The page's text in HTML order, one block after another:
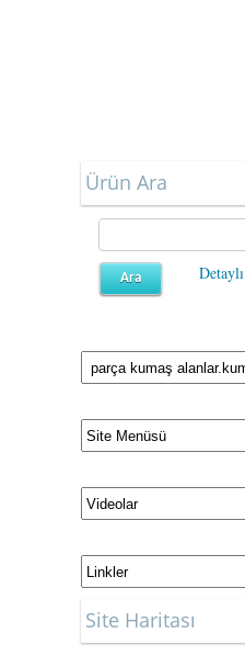
Ürün Ara
Site Haritası